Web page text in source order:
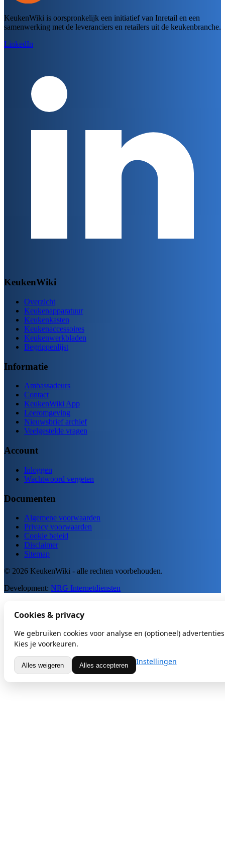
KeukenWiki is oorspronkelijk een initiatief van Inretail en een
samenwerking met de leveranciers en retailers uit de keukenbranche.
LinkedIn
KeukenWiki
Overzicht
Keukenapparatuur
Keukenkasten
Keukenaccessoires
Keukenwerkbladen
Begrippenlijst
Informatie
Ambassadeurs
Contact
KeukenWiki App
Leeromgeving
Nieuwsbrief archief
Veelgestelde vragen
Account
Inloggen
Wachtwoord vergeten
Documenten
Algemene voorwaarden
Privacy voorwaarden
Cookie beleid
Disclaimer
Sitemap
© 2026 KeukenWiki - alle rechten voorbehouden.
Development: NRG Internetdiensten
Cookies & privacy
We gebruiken cookies voor analyse en (optioneel)
Kies je voorkeuren.
Alles weigeren Alles accepteren Instellingen